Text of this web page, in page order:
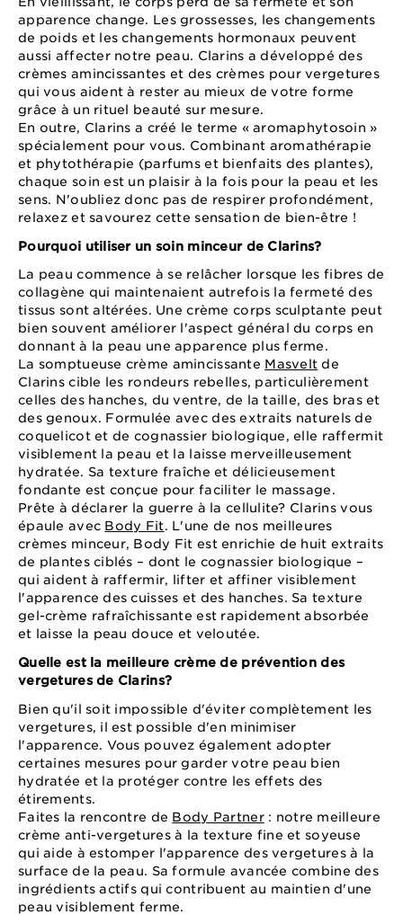
apparence change. Les grossesses, les changements
de poids et les changements hormonaux peuvent
aussi affecter notre peau. Clarins a développé des
crèmes amincissantes et des crèmes pour vergetures
qui vous aident à rester au mieux de votre forme
grâce à un rituel beauté sur mesure.
En outre, Clarins a créé le terme « aromaphytosoin »
spécialement pour vous. Combinant aromathérapie
et phytothérapie (parfums et bienfaits des plantes),
chaque soin est un plaisir à la fois pour la peau et les
sens. N'oubliez donc pas de respirer profondément,
relaxez et savourez cette sensation de bien-être !
Pourquoi utiliser un soin minceur de Clarins?
La peau commence à se relâcher lorsque les fibres de
collagène qui maintenaient autrefois la fermeté des
tissus sont altérées. Une crème corps sculptante peut
bien souvent améliorer l'aspect général du corps en
donnant à la peau une apparence plus ferme.
La somptueuse crème amincissante Masvelt de
Clarins cible les rondeurs rebelles, particulièrement
celles des hanches, du ventre, de la taille, des bras et
des genoux. Formulée avec des extraits naturels de
coquelicot et de cognassier biologique, elle raffermit
visiblement la peau et la laisse merveilleusement
hydratée. Sa texture fraîche et délicieusement
fondante est conçue pour faciliter le massage.
Prête à déclarer la guerre à la cellulite? Clarins vous
épaule avec Body Fit. L'une de nos meilleures
crèmes minceur, Body Fit est enrichie de huit extraits
de plantes ciblés – dont le cognassier biologique –
qui aident à raffermir, lifter et affiner visiblement
l'apparence des cuisses et des hanches. Sa texture
gel-crème rafraîchissante est rapidement absorbée
et laisse la peau douce et veloutée.
Quelle est la meilleure crème de prévention des
vergetures de Clarins?
Bien qu'il soit impossible d'éviter complètement les
vergetures, il est possible d'en minimiser
l'apparence. Vous pouvez également adopter
certaines mesures pour garder votre peau bien
hydratée et la protéger contre les effets des
étirements.
Faites la rencontre de Body Partner: notre meilleure
crème anti-vergetures à la texture fine et soyeuse
qui aide à estomper l'apparence des vergetures à la
surface de la peau. Sa formule avancée combine des
ingrédients actifs qui contribuent au maintien d'une
peau visiblement ferme.